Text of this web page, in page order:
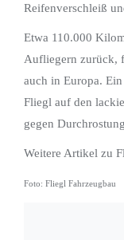
Reifenverschleiß
Etwa 110.000
Aufliegern zurück,
auch in Europa.
Fliegl auf den
gegen
Weitere Artikel zu
Foto: Fliegl Fahrzeugbau